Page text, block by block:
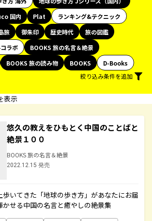
国内 Plat
ランキング&テクニック
旅 御朱印 歴史時代
旅の図鑑
ラボ
BOOKS 旅の名言＆絶景
BOOKS 旅の読み物 BOOKS
D-Books
絞り込み条件を追加
表示
悠久の教えをひもとく中国のことばと
絶景１００
BOOKS 旅の名言＆絶景
2022.12.15 発売
いてきた「地球の歩き方」があなたにお届
かせる中国の名言と癒やしの絶景集